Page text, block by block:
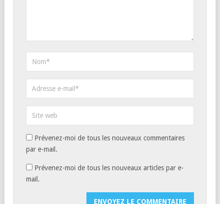
Prévenez-moi de tous les nouveaux commentaires
par e-mail.
Prévenez-moi de tous les nouveaux articles par e-
mail.